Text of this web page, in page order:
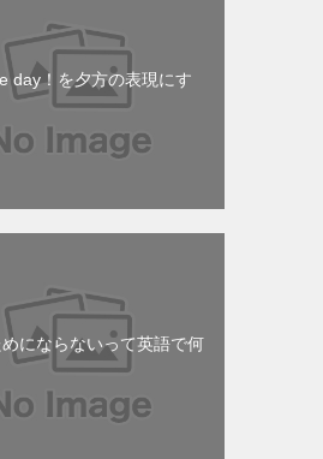
day！を夕方の表現にす
にならないって英語で何